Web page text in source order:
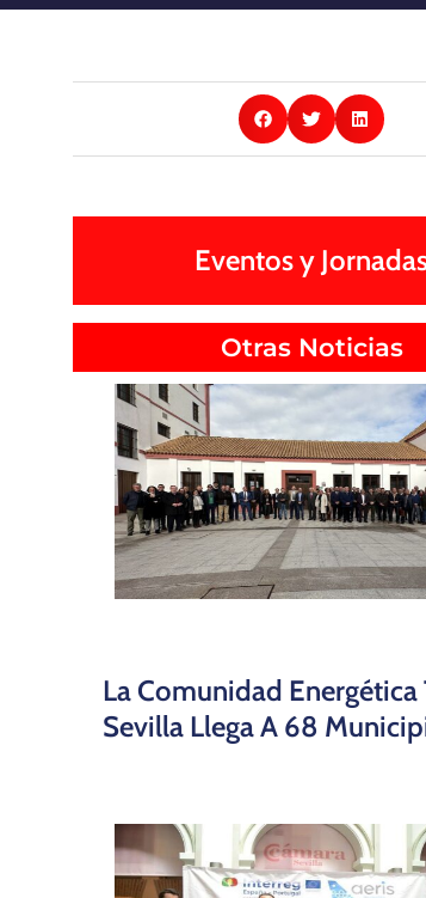
Eventos y
Otras Noticias
La Comunidad Energética
Sevilla Llega A 68